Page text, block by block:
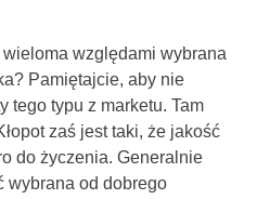
względami wybrana
Pamiętajcie, aby nie
tego typu z marketu. Tam
zaś jest taki, że jakość
do życzenia. Generalnie
wybrana od dobrego